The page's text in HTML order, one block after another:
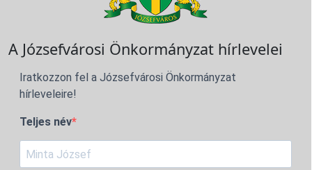
A Józsefvárosi Önkormányzat hírlevelei
Iratkozzon fel a Józsefvárosi Önkormányzat
hírleveleire!
Teljes név